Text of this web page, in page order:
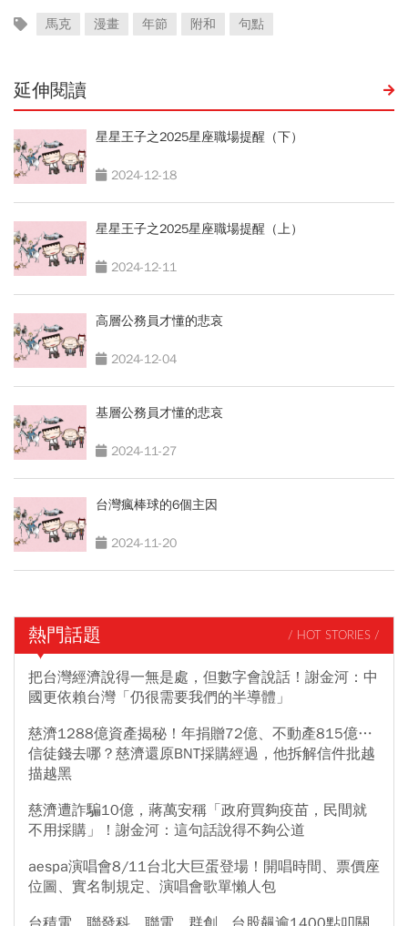
馬克 漫畫 年節 附和 句點
延伸閱讀
星星王子之2025星座職場提醒（下）
2024-12-18
星星王子之2025星座職場提醒（上）
2024-12-11
高層公務員才懂的悲哀
2024-12-04
基層公務員才懂的悲哀
2024-11-27
台灣瘋棒球的6個主因
2024-11-20
熱門話題 / HOT STORIES /
把台灣經濟說得一無是處，但數字會說話！謝金河：中
國更依賴台灣「仍很需要我們的半導體」
慈濟1288億資產揭秘！年捐贈72億、不動產815億…
信徒錢去哪？慈濟還原BNT採購經過，他拆解信件批越
描越黑
慈濟遭詐騙10億，蔣萬安稱「政府買夠疫苗，民間就
不用採購」！謝金河：這句話說得不夠公道
aespa演唱會8/11台北大巨蛋登場！開唱時間、票價座
位圖、實名制規定、演唱會歌單懶人包